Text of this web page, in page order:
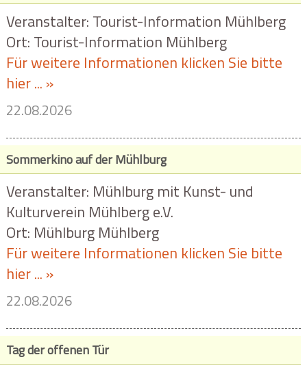
Veranstalter: Tourist-Information Mühlberg
Ort: Tourist-Information Mühlberg
Für weitere Informationen klicken Sie bitte
hier ... »
22.08.2026
Sommerkino auf der Mühlburg
Veranstalter: Mühlburg mit Kunst- und
Kulturverein Mühlberg e.V.
Ort: Mühlburg Mühlberg
Für weitere Informationen klicken Sie bitte
hier ... »
22.08.2026
Tag der offenen Tür